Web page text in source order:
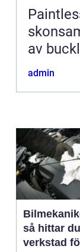
av
admin
så hittar
verkstad